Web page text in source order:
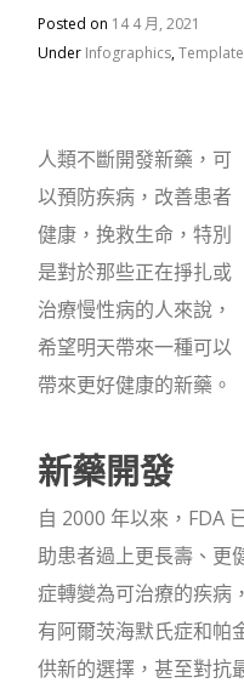
Posted on 14 4 月, 2021
Under Infographics,
人類不斷開發新藥，可
以預防疾病，改善患者
健康，挽救生命，特別
是對於那些正在掙扎或
治療慢性病的人來說，
希望明天帶來一種可以
帶來更好健康的新藥。
新藥開發
自 2000 年以來，FDA
助患者過上更長壽、更
症轉變為可治療的疾病
有阿爾茨海默氏症和帕
供新的選擇，甚至對抗